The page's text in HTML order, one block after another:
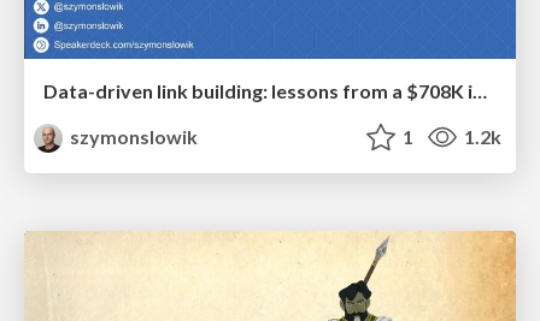
Data-driven link building: lessons from a $708K investment (BrightonSEO talk)
szymonslowik
1 1.2k